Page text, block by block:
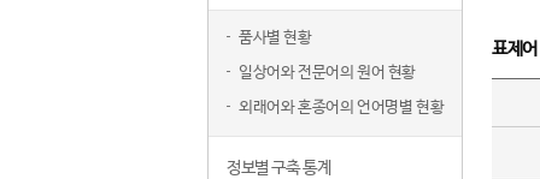
품사별 현황
일상어와 전문어의 원어 현황
외래어와 혼종어의 언어명별 현황
정보별 구축 통계
표제